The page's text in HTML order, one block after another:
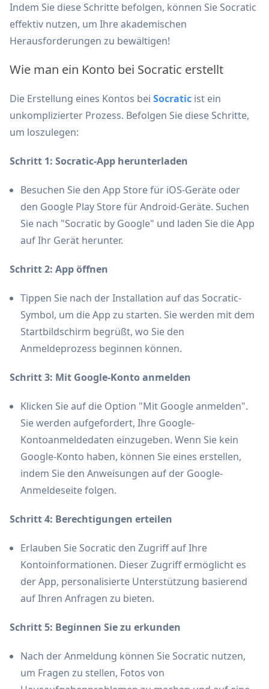
Indem Sie diese Schritte befolgen, können Sie Socratic
effektiv nutzen, um Ihre akademischen
Herausforderungen zu bewältigen!
Wie man ein Konto bei Socratic erstellt
Die Erstellung eines Kontos bei Socratic ist ein
unkomplizierter Prozess. Befolgen Sie diese Schritte,
um loszulegen:
Schritt 1: Socratic-App herunterladen
Besuchen Sie den App Store für iOS-Geräte oder
den Google Play Store für Android-Geräte. Suchen
Sie nach "Socratic by Google" und laden Sie die App
auf Ihr Gerät herunter.
Schritt 2: App öffnen
Tippen Sie nach der Installation auf das Socratic-
Symbol, um die App zu starten. Sie werden mit dem
Startbildschirm begrüßt, wo Sie den
Anmeldeprozess beginnen können.
Schritt 3: Mit Google-Konto anmelden
Klicken Sie auf die Option "Mit Google anmelden".
Sie werden aufgefordert, Ihre Google-
Kontoanmeldedaten einzugeben. Wenn Sie kein
Google-Konto haben, können Sie eines erstellen,
indem Sie den Anweisungen auf der Google-
Anmeldeseite folgen.
Schritt 4: Berechtigungen erteilen
Erlauben Sie Socratic den Zugriff auf Ihre
Kontoinformationen. Dieser Zugriff ermöglicht es
der App, personalisierte Unterstützung basierend
auf Ihren Anfragen zu bieten.
Schritt 5: Beginnen Sie zu erkunden
Nach der Anmeldung können Sie Socratic nutzen,
um Fragen zu stellen, Fotos von